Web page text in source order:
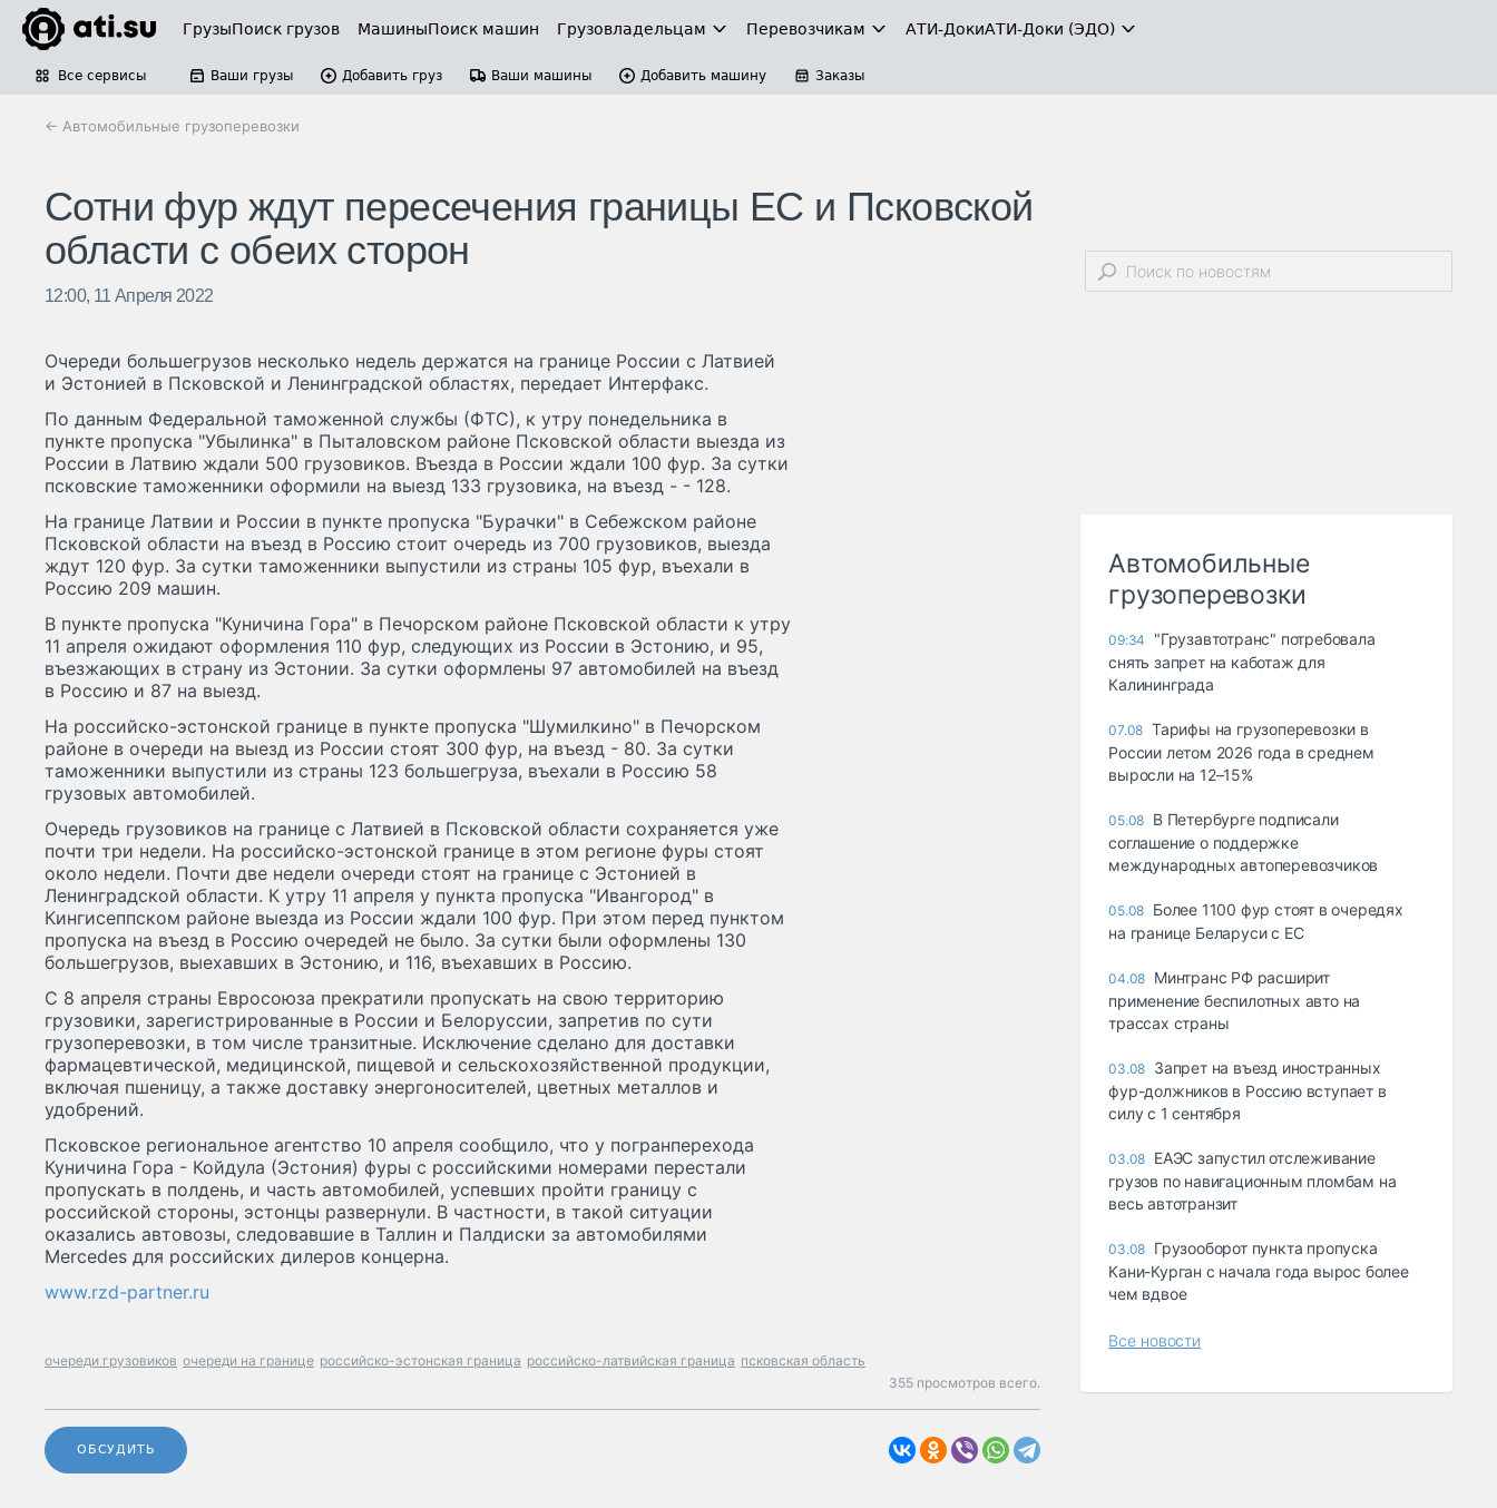
ГрузыПоиск грузов МашиныПоиск машин Грузовладельцам Перевозчикам АТИ-ДокиАТИ-Доки (ЭДО)
Все сервисы Ваши грузы Добавить груз Ваши машины Добавить машину Заказы
← Автомобильные грузоперевозки
Сотни фур ждут пересечения границы ЕС и Псковской
области с обеих сторон
12:00, 11 Апреля 2022
Очереди большегрузов несколько недель держатся на границе России с Латвией
и Эстонией в Псковской и Ленинградской областях, передает Интерфакс.
По данным Федеральной таможенной службы (ФТС), к утру понедельника в
пункте пропуска "Убылинка" в Пыталовском районе Псковской области выезда из
России в Латвию ждали 500 грузовиков. Въезда в России ждали 100 фур. За сутки
псковские таможенники оформили на выезд 133 грузовика, на въезд - - 128.
На границе Латвии и России в пункте пропуска "Бурачки" в Себежском районе
Псковской области на въезд в Россию стоит очередь из 700 грузовиков, выезда
ждут 120 фур. За сутки таможенники выпустили из страны 105 фур, въехали в
Россию 209 машин.
В пункте пропуска "Куничина Гора" в Печорском районе Псковской области к утру
11 апреля ожидают оформления 110 фур, следующих из России в Эстонию, и 95,
въезжающих в страну из Эстонии. За сутки оформлены 97 автомобилей на въезд
в Россию и 87 на выезд.
На российско-эстонской границе в пункте пропуска "Шумилкино" в Печорском
районе в очереди на выезд из России стоят 300 фур, на въезд - 80. За сутки
таможенники выпустили из страны 123 большегруза, въехали в Россию 58
грузовых автомобилей.
Очередь грузовиков на границе с Латвией в Псковской области сохраняется уже
почти три недели. На российско-эстонской границе в этом регионе фуры стоят
около недели. Почти две недели очереди стоят на границе с Эстонией в
Ленинградской области. К утру 11 апреля у пункта пропуска "Ивангород" в
Кингисеппском районе выезда из России ждали 100 фур. При этом перед пунктом
пропуска на въезд в Россию очередей не было. За сутки были оформлены 130
большегрузов, выехавших в Эстонию, и 116, въехавших в Россию.
С 8 апреля страны Евросоюза прекратили пропускать на свою территорию
грузовики, зарегистрированные в России и Белоруссии, запретив по сути
грузоперевозки, в том числе транзитные. Исключение сделано для доставки
фармацевтической, медицинской, пищевой и сельскохозяйственной продукции,
включая пшеницу, а также доставку энергоносителей, цветных металлов и
удобрений.
Псковское региональное агентство 10 апреля сообщило, что у погранперехода
Куничина Гора - Койдула (Эстония) фуры с российскими номерами перестали
пропускать в полдень, и часть автомобилей, успевших пройти границу с
российской стороны, эстонцы развернули. В частности, в такой ситуации
оказались автовозы, следовавшие в Таллин и Палдиски за автомобилями
Mercedes для российских дилеров концерна.
www.rzd-partner.ru
очереди грузовиков очереди на границе российско-эстонская граница российско-латвийская граница псковская область
355 просмотров всего.
ОБСУДИТЬ
Автомобильные
грузоперевозки
09:34
"Грузавтотранс" потребовала
снять запрет на каботаж для
Калининграда
07.08 Тарифы на грузоперевозки в
России летом 2026 года в среднем
выросли на 12–15%
05.08 В Петербурге подписали
соглашение о поддержке
международных автоперевозчиков
05.08 Более 1100 фур стоят в очередях
на границе Беларуси с ЕС
04.08 Минтранс РФ расширит
применение беспилотных авто на
трассах страны
03.08 Запрет на въезд иностранных
фур-должников в Россию вступает в
силу с 1 сентября
03.08 ЕАЭС запустил отслеживание
грузов по навигационным пломбам на
весь автотранзит
03.08 Грузооборот пункта пропуска
Кани-Курган с начала года вырос более
чем вдвое
Все новости